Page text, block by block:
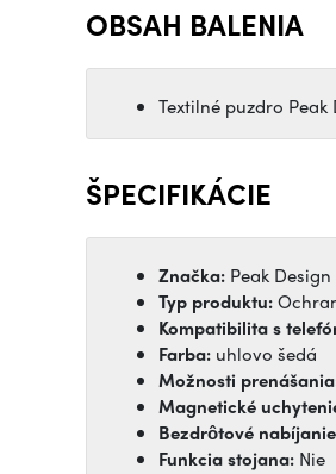
OBSAH BALENIA
Textilné puzdro
ŠPECIFIKÁCIE
Značka: Peak Design
Typ produktu:
Kompatibilita s
Farba: uhlovo šedá
Možnosti
Magnetické
Bezdrôtové
Funkcia stojana: Nie